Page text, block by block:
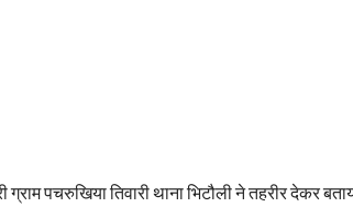
ग्राम पचरुखिया तिवारी थाना भिटौली ने तहरीर देकर